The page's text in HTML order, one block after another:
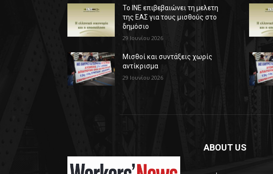
Το ΙΝΕ επιβεβαιώνει τη μελετη
της ΕΑΣ για τους μισθούς στο
δημόσιο
29 Ιουνίου 2026
Μισθοί και συντάξεις χωρίς
αντίκρισμα
29 Ιουνίου 2026
ABOUT US